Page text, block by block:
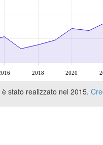
2018 2020
stato realizzato nel 2015.